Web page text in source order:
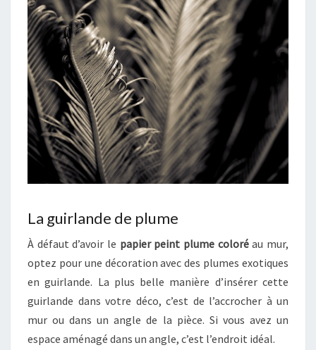
La guirlande de plume
À défaut d’avoir le papier peint plume coloréau mur,
optez pour une décoration avec des plumes exotiques
en guirlande. La plus belle manière d’insérer cette
guirlande dans votre déco, c’est de l’accrocher à un
mur ou dans un angle de la pièce. Si vous avez un
espace aménagé dans un angle, c’est l’endroit idéal.